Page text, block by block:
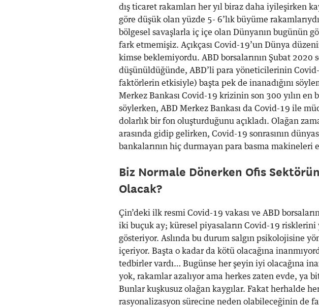
dış ticaret rakamları her yıl biraz daha iyileşirken
göre düşük olan yüzde 5- 6’lık büyüme
bölgesel savaşlarla iç içe olan Dünyanın bugünün
fark etmemişiz. Açıkçası Covid-19’un Dünya
kimse beklemiyordu. ABD borsalarının Şubat 2020
düşünüldüğünde, ABD’li para yöneticilerinin Covid-
faktörlerin etkisiyle) başta pek de inanadığını
Merkez Bankası Covid-19 krizinin son 300 yılın en
söylerken, ABD Merkez Bankası da Covid-19 ile
dolarlık bir fon oluşturduğunu açıkladı. Olağan
arasında gidip gelirken, Covid-19 sonrasının
bankalarının hiç durmayan para basma makineleri
Biz Normale Dönerken Ofis
Olacak?
Çin’deki ilk resmi Covid-19 vakası ve ABD
iki buçuk ay; küresel piyasaların Covid-19 risklerini
gösteriyor. Aslında bu durum salgın psikolojisine
içeriyor. Başta o kadar da kötü olacağına
tedbirler vardı… Bugünse her şeyin iyi olacağına
yok, rakamlar azalıyor ama herkes zaten evde, ya
Bunlar kuşkusuz olağan kaygılar. Fakat herhalde
rasyonalizasyon sürecine neden olabileceğinin de